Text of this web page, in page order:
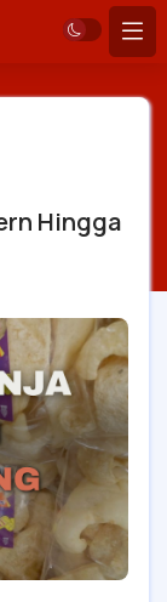
Hingga